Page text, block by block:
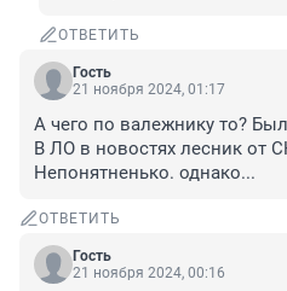
ОТВЕТИТЬ
Гость
21 ноября 2024, 01:17
А чего по валежнику то?
В ЛО в новостях лесник от
Непонятненько. однако...
ОТВЕТИТЬ
Гость
21 ноября 2024, 00:16